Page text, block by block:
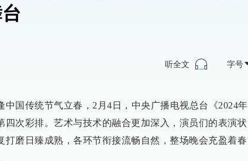
听全文 字号
中国传统节气立春，2月4日，中央广播电视总台《2024年
四次彩排。艺术与技术的融合更加深入，演员们的表演状
打磨日臻成熟，各环节衔接流畅自然，整场晚会充盈着春